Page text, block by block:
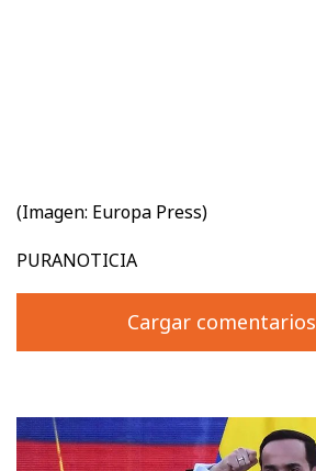
(Imagen: Europa Press)
PURANOTICIA
Cargar comentarios